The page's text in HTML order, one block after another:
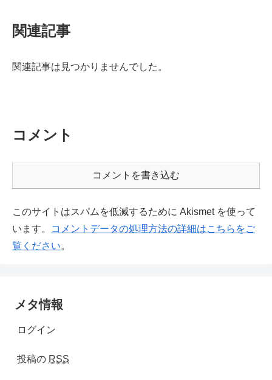
関連記事
関連記事は見つかりませんでした。
コメント
コメントを書き込む
このサイトはスパムを低減するために Akismet を使って
います。
コメントデータの処理方法の詳細はこちらをご
覧ください。
メタ情報
ログイン
投稿の RSS